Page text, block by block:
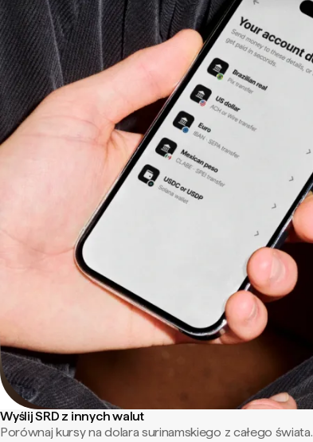
Wyślij SRD z innych walut
Porównaj kursy na dolara surinamskiego z całego świata.